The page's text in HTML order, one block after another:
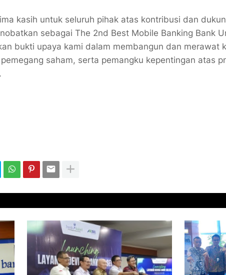
kasih untuk seluruh pihak atas kontribusi dan
sebagai The 2nd Best Mobile Banking Bank
bukti upaya kami dalam membangun dan merawat
saham, serta pemangku kepentingan atas